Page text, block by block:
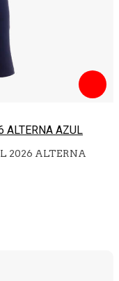
ALTERNA AZUL
2026 ALTERNA